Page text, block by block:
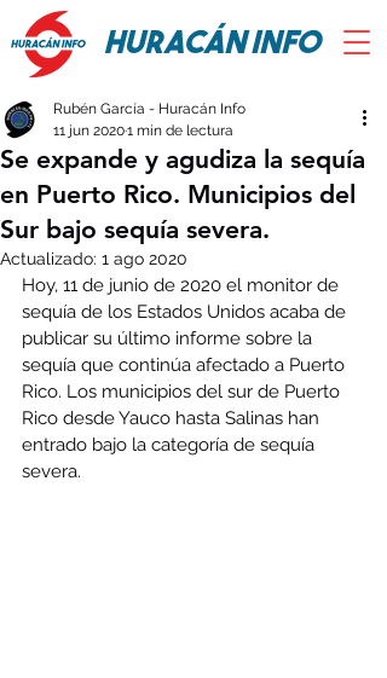
HURACÁN INFO
Se expande y agudiza la sequía
en Puerto Rico. Municipios del
Sur bajo sequía severa.
Rubén García - Huracán Info
11 jun 20201 min de lectura
Actualizado: 1 ago 2020
Hoy, 11 de junio de 2020 el monitor de
sequía de los Estados Unidos acaba de
publicar su último informe sobre la
sequía que continúa afectado a Puerto
Rico. Los municipios del sur de Puerto
Rico desde Yauco hasta Salinas han
entrado bajo la categoría de sequía
severa.